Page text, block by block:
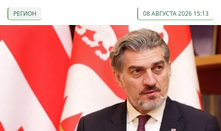
РЕГИОН 08 АВГУСТА 2026 15:13